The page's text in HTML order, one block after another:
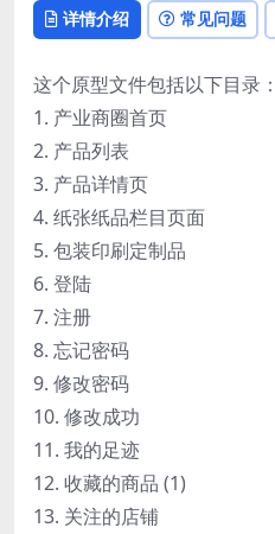
详情介绍 常见问题
这个原型文件包括以下目录：
1. 产业商圈首页
2. 产品列表
3. 产品详情页
4. 纸张纸品栏目页面
5. 包装印刷定制品
6. 登陆
7. 注册
8. 忘记密码
9. 修改密码
10. 修改成功
11. 我的足迹
12. 收藏的商品 (1)
13. 关注的店铺